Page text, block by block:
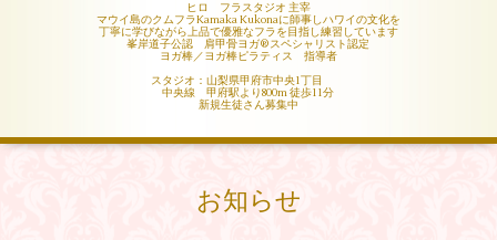
ヒロ フラスタジオ 主宰
マウイ島のクムフラKamaka Kukonaに師事しハワイの文化を
丁寧に学びながら上品で優雅なフラを目指し練習しています
峯岸道子公認 肩甲骨ヨガ®︎スペシャリスト認定
ヨガ棒／ヨガ棒ピラティス 指導者
スタジオ：山梨県甲府市中央1丁目
中央線 甲府駅より800m 徒歩11分
新規生徒さん募集中
お知らせ